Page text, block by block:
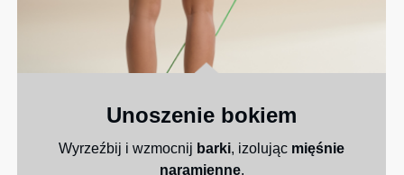
Unoszenie bokiem
Wyrzeźbij i wzmocnij barki, izolując mięśnie
naramienne.